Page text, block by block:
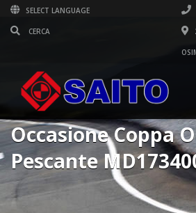
SELECT LANGUAGE
Occasione Coppa
Pescante